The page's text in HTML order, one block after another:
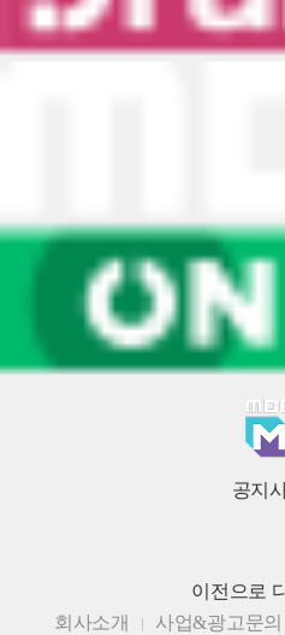
공지
이전으로
회사소개
사업&광고문의